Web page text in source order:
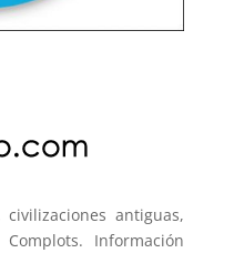
antiguas,
Información